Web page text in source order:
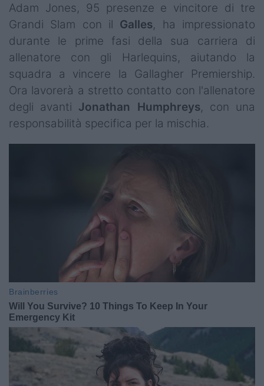
Adam Jones, 95 presenze e vincitore di tre
Grandi Slam con il Galles, ha impressionato
durante le prime fasi della sua carriera di
allenatore con gli Harlequins, aiutando la
squadra a vincere la Gallagher Premiership.
Ora lavorerà a stretto contatto con l'allenatore
degli avanti Jonathan Humphreys, con una
responsabilità specifica per la mischia.